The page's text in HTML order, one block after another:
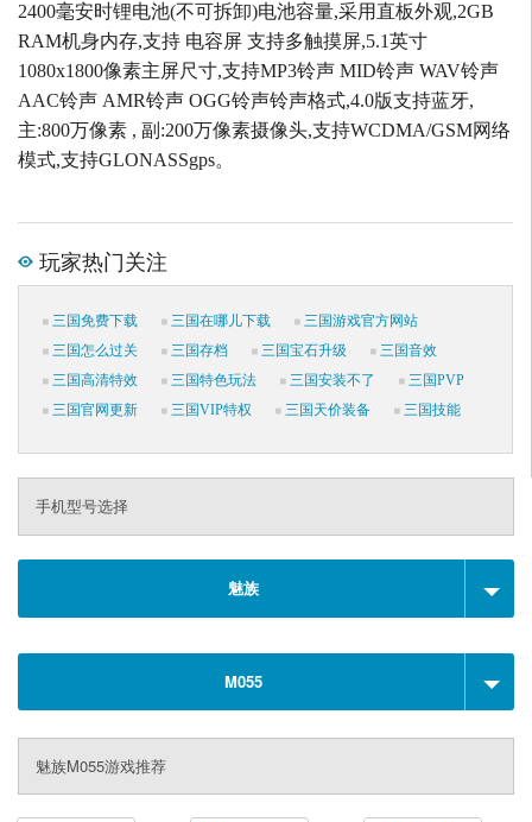
2400毫安时锂电池(不可拆卸)电池容量,采用直板外观,2GB
RAM机身内存,支持 电容屏 支持多触摸屏,5.1英寸
1080x1800像素主屏尺寸,支持MP3铃声 MID铃声 WAV铃声
AAC铃声 AMR铃声 OGG铃声铃声格式,4.0版支持蓝牙,
主:800万像素 , 副:200万像素摄像头,支持WCDMA/GSM网络
模式,支持GLONASSgps。
玩家热门关注
三国免费下载 三国在哪儿下载
三国游戏官方网站
三国怎么过关
三国存档 三国宝石升级
三国音效
三国高清特效
三国特色玩法 三国安装不了
三国PVP
三国官网更新
三国VIP特权 三国天价装备 三国技能
手机型号选择
魅族
M055
魅族M055游戏推荐